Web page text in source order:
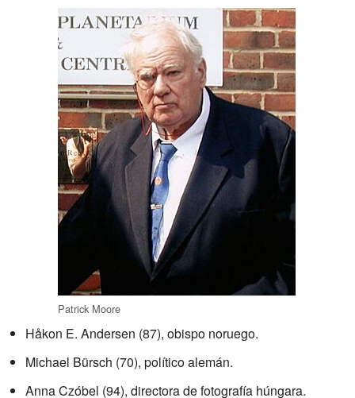
Patrick Moore
Håkon E. Andersen (87), obispo noruego.
Michael Bürsch (70), político alemán.
Anna Czóbel (94), directora de fotografía húngara.